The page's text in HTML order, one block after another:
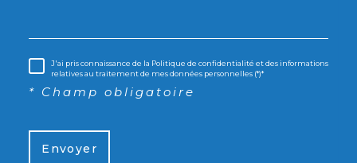
J'ai pris connaissance de la Politique de confidentialité et des informations
relatives au traitement de mes données personnelles (*)*
* Champ obligatoire
Envoyer